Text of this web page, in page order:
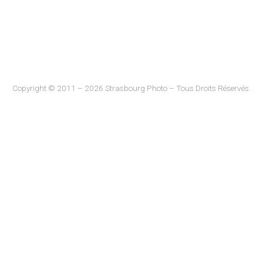
Copyright © 2011 – 2026 Strasbourg Photo – Tous Droits Réservés.